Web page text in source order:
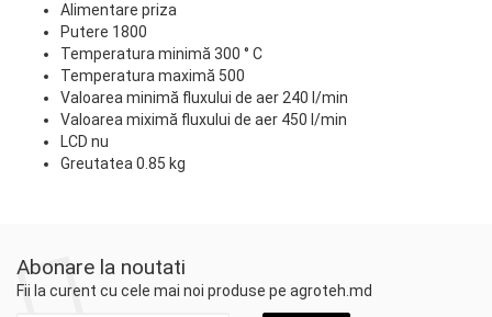
Alimentare priza
Putere 1800
Temperatura minimă 300 ° C
Temperatura maximă 500
Valoarea minimă fluxului de aer 240 l/min
Valoarea miximă fluxului de aer 450 l/min
LCD nu
Greutatea 0.85 kg
Abonare la noutati
Fii la curent cu cele mai noi produse pe agroteh.md